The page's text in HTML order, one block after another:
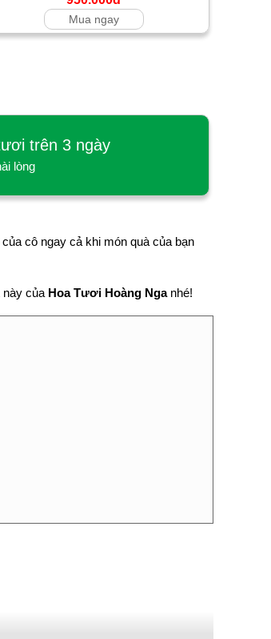
Mua ngay
trên 3 ngày
lòng
cô ngay cả khi món quà của bạn
này của Hoa Tươi Hoàng Nganhé!